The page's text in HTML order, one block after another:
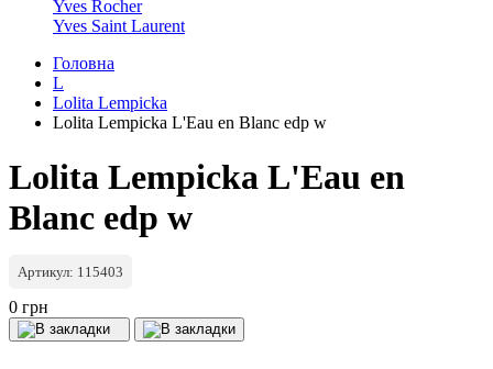
Yves Rocher
Yves Saint Laurent
Головна
L
Lolita Lempicka
Lolita Lempicka L'Eau en Blanc edp w
Lolita Lempicka L'Eau en
Blanc edp w
Артикул: 115403
0 грн